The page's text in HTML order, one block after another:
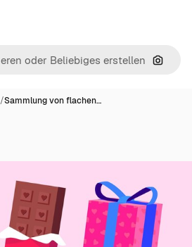
Nach
/Sammlung von flachen…